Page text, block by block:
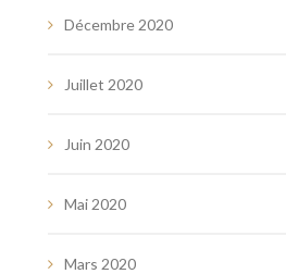
Décembre 2020
Juillet 2020
Juin 2020
Mai 2020
Mars 2020